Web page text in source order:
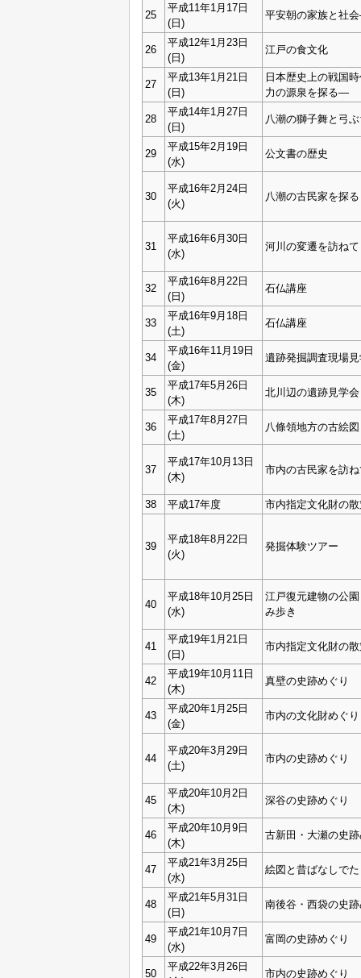
25
平成11年1月17日
(日)
平安朝の家族と社
26
平成12年1月23日
(日)
江戸の食文化
27
平成13年1月21日
(日)
日本歴史上の戦国
力の源泉を探る―
28
平成14年1月27日
(日)
八潮の獅子舞と弓
29
平成15年2月19日
(水)
公文書の歴史
30
平成16年2月24日
(火)
八潮の古民家を探る
31
平成16年6月30日
(水)
河川の変遷を訪ねて
32
平成16年8月22日
(日)
石仏講座
33
平成16年9月18日
(土)
石仏講座
34
平成16年11月19日
(金)
遺跡発掘調査現場見
35
平成17年5月26日
(木)
北川辺の遺跡見学会
36
平成17年8月27日
(土)
八條領地方の古絵図
37
平成17年10月13日
(木)
市内の古民家を訪ね
38 平成17年度 市内指定文化財の
39
平成18年8月22日
(火)
発掘体験ツアー
40
平成18年10月25日
(水)
江戸復元建物の公
み歩き
41
平成19年1月21日
(日)
市内指定文化財の散
42
平成19年10月11日
(木)
真壁の史跡めぐり
43
平成20年1月25日
(金)
市内の文化財めぐり
44
平成20年3月29日
(土)
市内の史跡めぐり
45
平成20年10月2日
(木)
深谷の史跡めぐり
46
平成20年10月9日
(木)
古新田・大瀬の史
47
平成21年3月25日
(水)
絵図と昔ばなしで
48
平成21年5月31日
(日)
南後谷・西袋の史
49
平成21年10月7日
(水)
富岡の史跡めぐり
50
平成22年3月26日
市内の史跡めぐり